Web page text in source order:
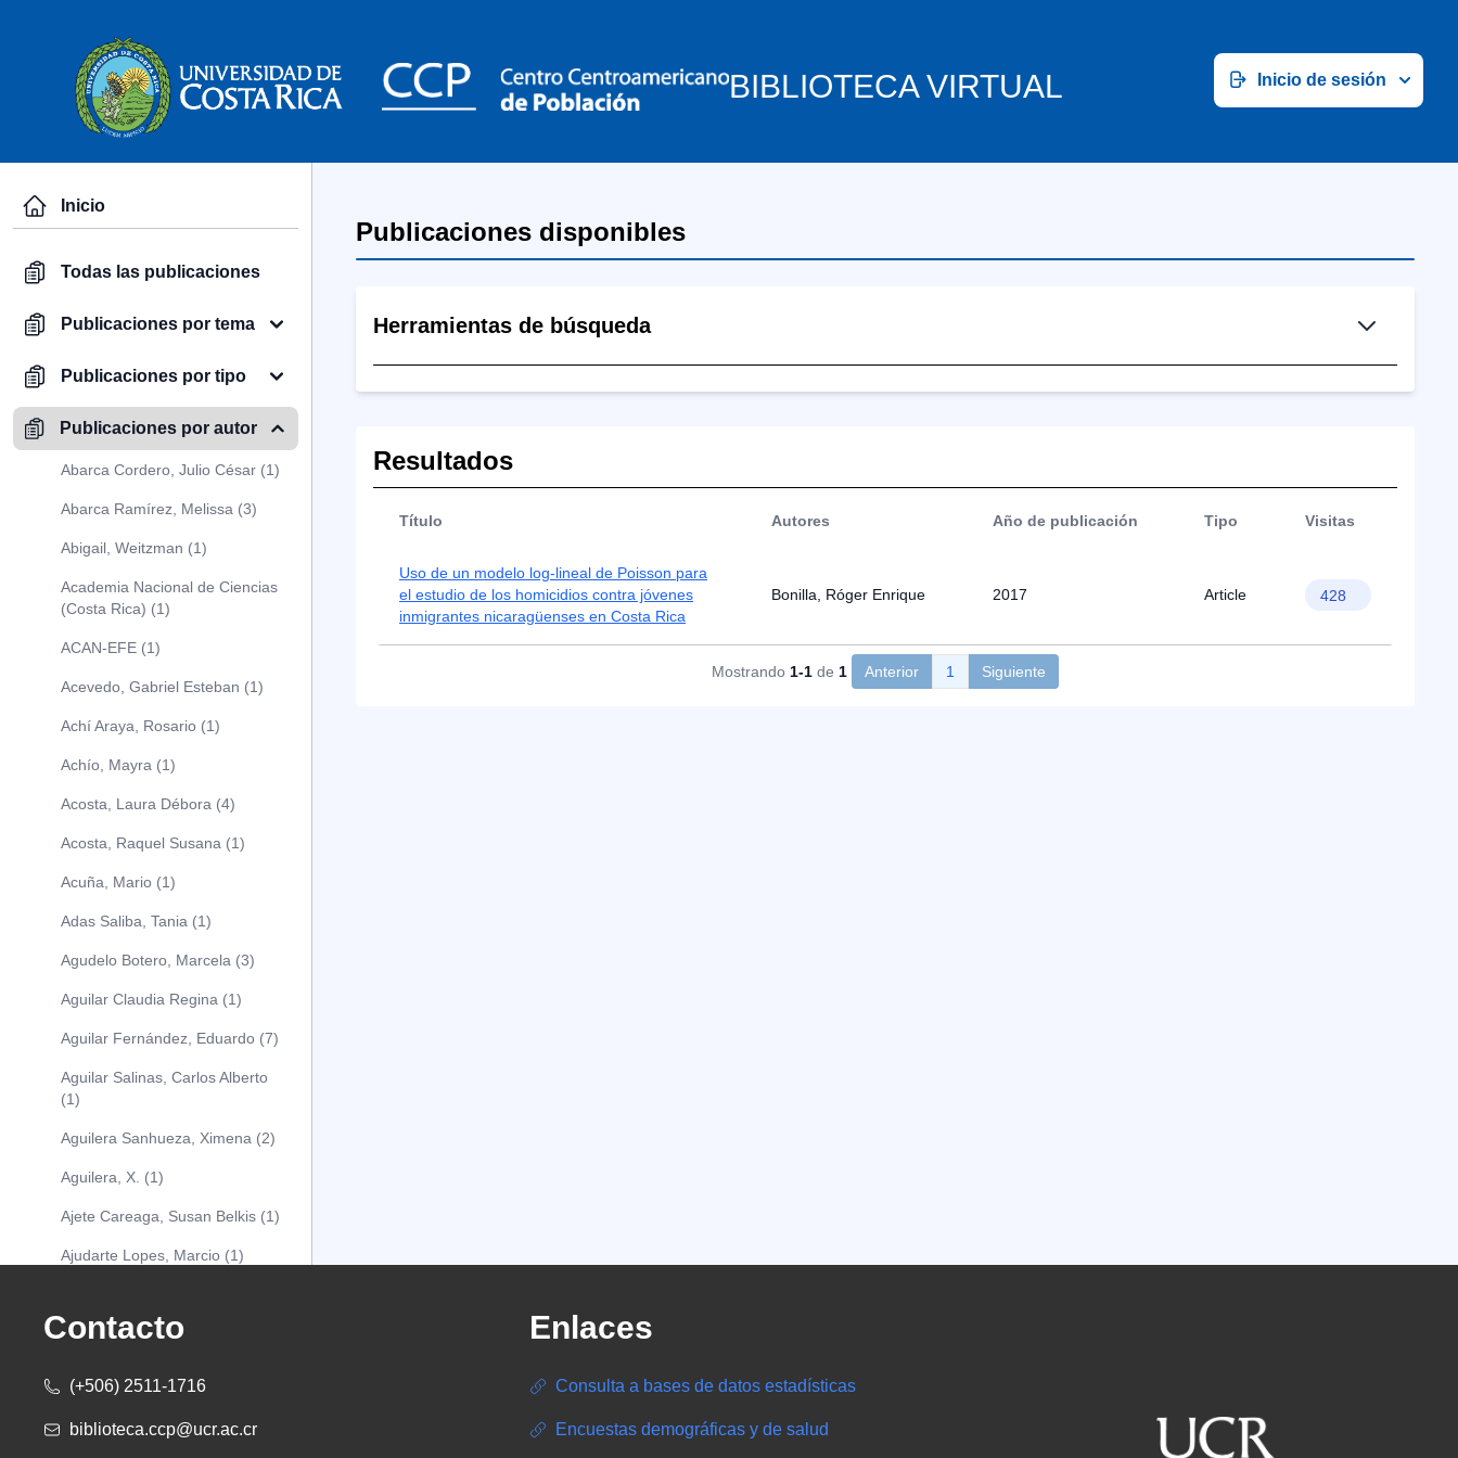
BIBLIOTECA VIRTUAL Inicio de sesión
Inicio
Todas las publicaciones
Publicaciones por tema
Publicaciones por tipo
Publicaciones por autor
Abarca Cordero, Julio César (1)
Abarca Ramírez, Melissa (3)
Abigail, Weitzman (1)
Academia Nacional de Ciencias
(Costa Rica) (1)
ACAN-EFE (1)
Acevedo, Gabriel Esteban (1)
Achí Araya, Rosario (1)
Achío, Mayra (1)
Acosta, Laura Débora (4)
Acosta, Raquel Susana (1)
Acuña, Mario (1)
Adas Saliba, Tania (1)
Agudelo Botero, Marcela (3)
Aguilar Claudia Regina (1)
Aguilar Fernández, Eduardo (7)
Aguilar Salinas, Carlos Alberto
(1)
Aguilera Sanhueza, Ximena (2)
Aguilera, X. (1)
Ajete Careaga, Susan Belkis (1)
Ajudarte Lopes, Marcio (1)
(1)
Albareda Tiana (1)
Alcócer Alfaro, Diana (1)
Publicaciones disponibles
Herramientas de búsqueda
Resultados
Título Autores Año de publicación Tipo Visitas
Uso de un modelo log-lineal de Poisson para
el estudio de los homicidios contra jóvenes
inmigrantes nicaragüenses en Costa Rica
Bonilla, Róger Enrique 2017 Article 428
Mostrando 1-1 de 1 Anterior 1 Siguiente
Contacto
(+506) 2511-1716
biblioteca.ccp@ucr.ac.cr
Enlaces
Consulta a bases de datos estadísticas
Encuestas demográficas y de salud